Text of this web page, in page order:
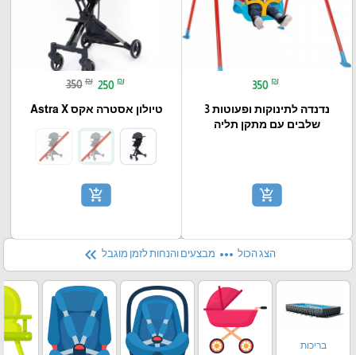
350 ₪
נדנדה לתינוקות ופעוטות 3
שלבים עם מתקן תליה
add_shopping_cart
350 ₪ 250 ₪
טיולון אסטרה אקס Astra X
add_shopping_cart
הצג הכול more_horiz מבצעים והנחות לזמן מוגבל keyboard_double_arrow_left
בריכות